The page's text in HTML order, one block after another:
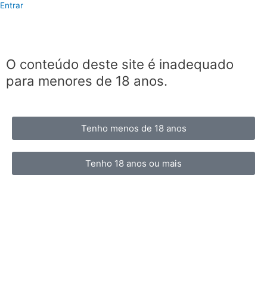
Entrar
O conteúdo deste site é inadequado
para menores de 18 anos.
Tenho menos de 18 anos
Tenho 18 anos ou mais